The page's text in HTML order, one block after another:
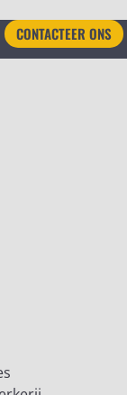
CONTACTEER ONS